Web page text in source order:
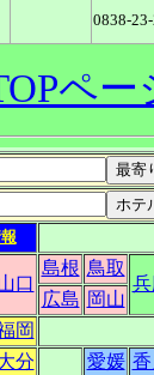
0838-
ペー
口
島根 鳥取
広島 岡山
岡
分 愛媛